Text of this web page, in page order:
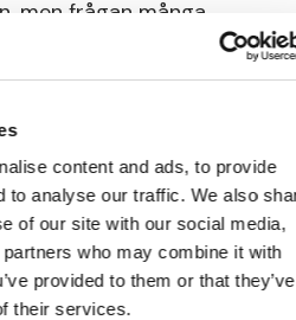
content and ads, to provide
to analyse our traffic. We also
of our site with our social media,
who may combine it with
provided to them or that they’ve
their services.
men frågan många
verkligen
fråga kan vara
beror på flera
app är det?
är verktyg som kan
och hantera sin
De kan bidra med